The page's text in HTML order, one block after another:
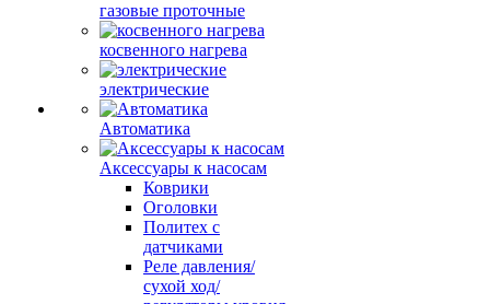
газовые проточные
косвенного нагрева
электрические
Автоматика
Аксессуары к насосам
Коврики
Оголовки
Политех с
датчиками
Реле давления/
сухой ход/